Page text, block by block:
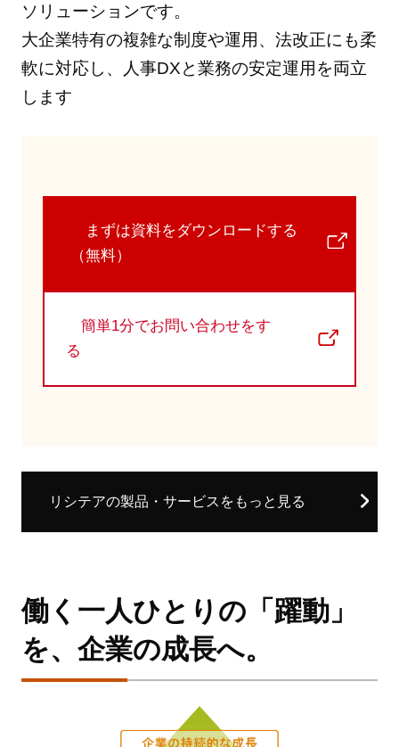
ソリューションです。
大企業特有の複雑な制度や運用、法改正にも柔
軟に対応し、人事DXと業務の安定運用を両立
します
まずは資料をダウンロードする
（無料）
簡単1分でお問い合わせをす
る
リシテアの製品・サービスをもっと見る
働く一人ひとりの「躍動」
を、企業の成長へ。